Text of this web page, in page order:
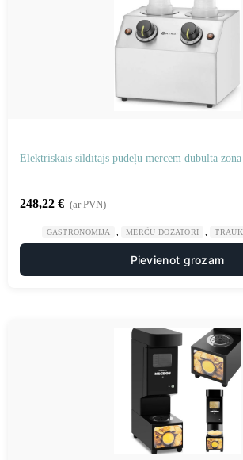
Elektriskais sildītājs pudeļu mērcēm dubultā
248,22 € (ar PVN)
GASTRONOMIJA MĒRČU DOZATORI
Pievienot grozam